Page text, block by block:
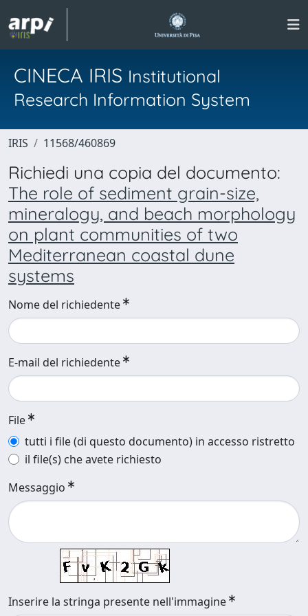
CINECA IRIS Institutional
Research Information System
IRIS 11568/460869
Richiedi una copia del documento:
The role of sediment grain-size,
mineralogy, and beach morphology
on plant communities of two
Mediterranean coastal dune
systems
Nome del richiedente
E-mail del richiedente
File
tutti i file (di questo documento) in accesso ristretto
il file(s) che avete richiesto
Messaggio
Inserire la stringa presente nell'immagine